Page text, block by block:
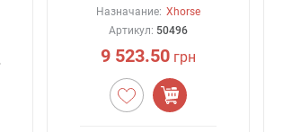
Назначание: Xhorse
Артикул: 50496
9 523.50грн